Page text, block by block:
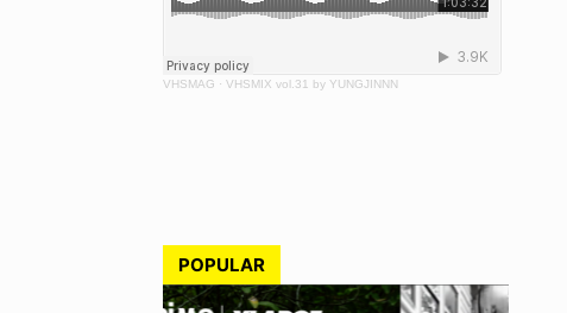
VHSMAG · VHSMIX vol.31 by YUNGJINNN
POPULAR